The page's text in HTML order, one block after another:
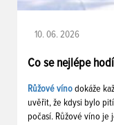
10. 06. 2026
Co se nejlépe
Růžové víno dokáže
uvěřit, že kdysi bylo
počasí. Růžové víno je